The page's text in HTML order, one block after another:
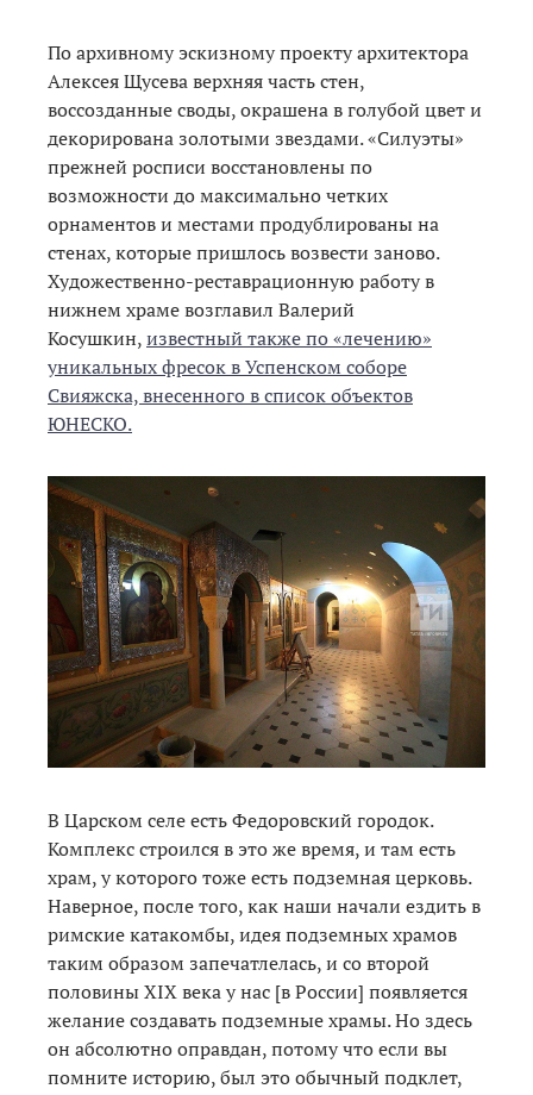
По архивному эскизному проекту архитектора
Алексея Щусева верхняя часть стен,
воссозданные своды, окрашена в голубой цвет и
декорирована золотыми звездами. «Силуэты»
прежней росписи восстановлены по
возможности до максимально четких
орнаментов и местами продублированы на
стенах, которые пришлось возвести заново.
Художественно-реставрационную работу в
нижнем храме возглавил Валерий
Косушкин,известный также по «лечению»
уникальных фресокв Успенском соборе
Свияжска, внесенного в список объектов
ЮНЕСКО.
В Царском селе есть Федоровский городок.
Комплекс строился в это же время, и там есть
храм, у которого тоже есть подземная церковь.
Наверное, после того, как наши начали ездить в
римские катакомбы, идея подземных храмов
таким образом запечатлелась, и со второй
половины XIX века у нас [в России] появляется
желание создавать подземные храмы. Но здесь
он абсолютно оправдан, потому что если вы
помните историю, был это обычный подклет,